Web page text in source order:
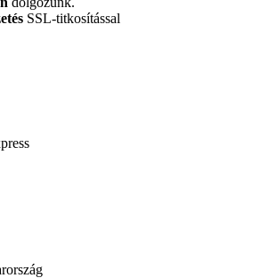
SSL-titkosítással